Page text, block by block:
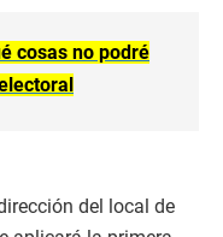
cosas no podré
del local de